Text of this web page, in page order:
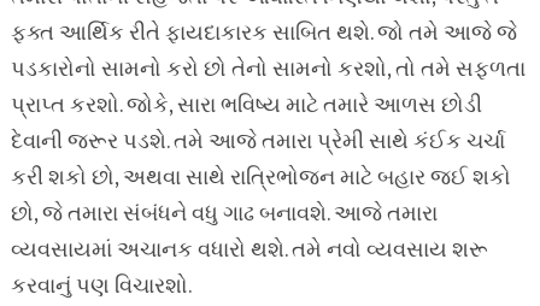
ફક્ત આર્થિક રીતે ફાયદાકારક સાબિત થશે. જો તમે આજે જે
પડકારોનો સામનો કરો છો તેનો સામનો કરશો, તો તમે સફળતા
પ્રાપ્ત કરશો. જોકે, સારા ભવિષ્ય માટે તમારે આળસ છોડી
દેવાની જરૂર પડશે. તમે આજે તમારા પ્રેમી સાથે કંઈક ચર્ચા
કરી શકો છો, અથવા સાથે રાત્રિભોજન માટે બહાર જઈ શકો
છો, જે તમારા સંબંધને વધુ ગાઢ બનાવશે. આજે તમારા
વ્યવસાયમાં અચાનક વધારો થશે. તમે નવો વ્યવસાય શરૂ
કરવાનું પણ વિચારશો.